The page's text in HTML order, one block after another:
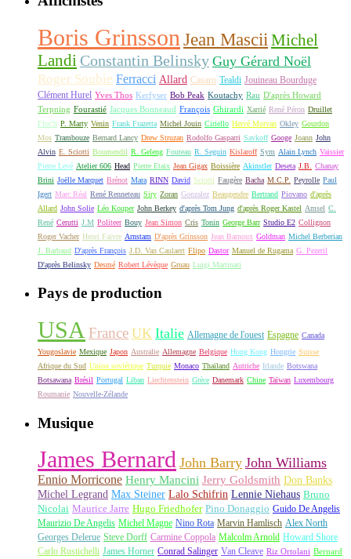
Boris Grinsson Jean Mascii Michel
Landi Constantin Belinsky Guy Gérard Noël
Roger Soubie Ferracci Allard Casaro Tealdi Jouineau Bourduge
Clément Hurel Yves Thos Kerfyser Bob Peak Koutachy Rau D'après Howard
Terpning Fourastié Jacques Bonneaud François Ghirardi Xarrié René Péron Druillet
Floc'h P. Marty Venin Frank Frazetta Michel Jouin Ciriello Hervé Morvan Okley Gourdon
Mos Trambouze Bernard Lancy Drew Struzan Rodolfo Gasparri Savkoff Googe Joann John
Alvin E. Sciotti Boumendil R. Geleng Fouteau R. Seguin Kislaroff Sym Alain Lynch Vaissier
Pierre Levé Atelier 606 Head Pierre Etaix Jean Gigax Boissière Akinstler Deseta J.B.
Chanay
Brini Joëlle Marquet Brénot Mara RINN David Sciotti Faugère Bacha M.C.P. Peyrolle Paul
Igert Marc Réal René Renneteau Siry Zoran Gonzalez Beaugendre Bertrand Piovano d'après
Allard John Solie Léo Kouper John Berkey d'après Tom Jung d'après Roger Kastel Amsel C.
René Cerutti J.M Politeer Bouy Jean Simon Cris Tonin George Barr Studio E2 Collignon
Roger Vacher Henri Faivre Arnstam D'après Grinsson Jean Barnoux Goldman Michel Berberian
J. Barbaud D'après François J.D. Van Caulaert Flipo Dastor Manuel de Rugama G. Pezeril
D'après Belinsky Desmé Robert Lévèque Gruau Luigi Martinati
Pays de production
USA France UK Italie Allemagne de l'ouest Espagne Canada
Yougoslavie Mexique Japon Australie Allemagne Belgique Hong Kong Hongrie Suisse
Afrique du Sud Union soviétique Turquie Monaco Thaïland Autriche Irlande Botswana
Botsawana Brésil Portugal Liban Liechtenstein Grèce Danemark Chine Taïwan Luxembourg
Roumanie Nouvelle-Zélande
Musique
James Bernard John Barry John Williams
Ennio Morricone Henry Mancini Jerry Goldsmith Don Banks
Michel Legrand Max Steiner Lalo Schifrin Lennie Niehaus Bruno
Nicolai Maurice Jarre Hugo Friedhofer Pino Donaggio Guido De Angelis
Maurizio De Angelis Michel Magne Nino Rota Marvin Hamlisch Alex North
Georges Delerue Steve Dorff Carmine Coppola Malcolm Arnold Howard Shore
Carlo Rustichelli James Horner Conrad Salinger Van Cleave Riz Ortolani Bernard